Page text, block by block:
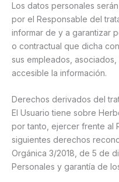
Los datos personales
por el Responsable del
informar de y a garantizar
o contractual que dicha
sus empleados,
accesible la información.
Derechos derivados del
El Usuario tiene sobre
por tanto, ejercer frente al
siguientes derechos
Orgánica 3/2018, de 5 de
Personales y garantía de